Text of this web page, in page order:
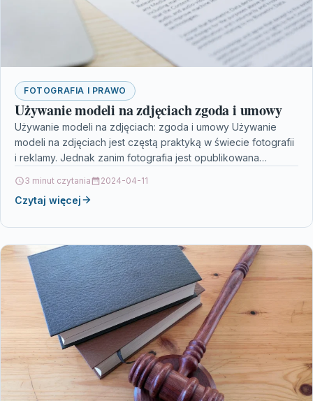
FOTOGRAFIA I PRAWO
Używanie modeli na zdjęciach zgoda i umowy
Używanie modeli na zdjęciach: zgoda i umowy Używanie
modeli na zdjęciach jest częstą praktyką w świecie fotografii
i reklamy. Jednak zanim fotografia jest opublikowana…
3 minut czytania 2024-04-11
Czytaj więcej